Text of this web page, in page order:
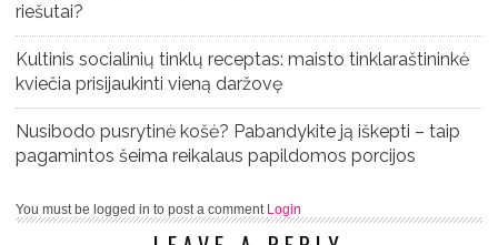
riešutai?
Kultinis socialinių tinklų receptas: maisto tinklaraštininkė
kviečia prisijaukinti vieną daržovę
Nusibodo pusrytinė košė? Pabandykite ją iškepti – taip
pagamintos šeima reikalaus papildomos porcijos
You must be logged in to post a comment Login